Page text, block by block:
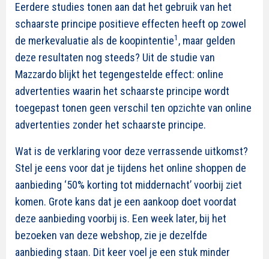
Eerdere studies tonen aan dat het gebruik van het
schaarste principe positieve effecten heeft op zowel
de merkevaluatie als de koopintentie1 , maar gelden
deze resultaten nog steeds? Uit de studie van
Mazzardo blijkt het tegengestelde effect: online
advertenties waarin het schaarste principe wordt
toegepast tonen geen verschil ten opzichte van online
advertenties zonder het schaarste principe.
Wat is de verklaring voor deze verrassende uitkomst?
Stel je eens voor dat je tijdens het online shoppen de
aanbieding ‘50% korting tot middernacht’ voorbij ziet
komen. Grote kans dat je een aankoop doet voordat
deze aanbieding voorbij is. Een week later, bij het
bezoeken van deze webshop, zie je dezelfde
aanbieding staan. Dit keer voel je een stuk minder